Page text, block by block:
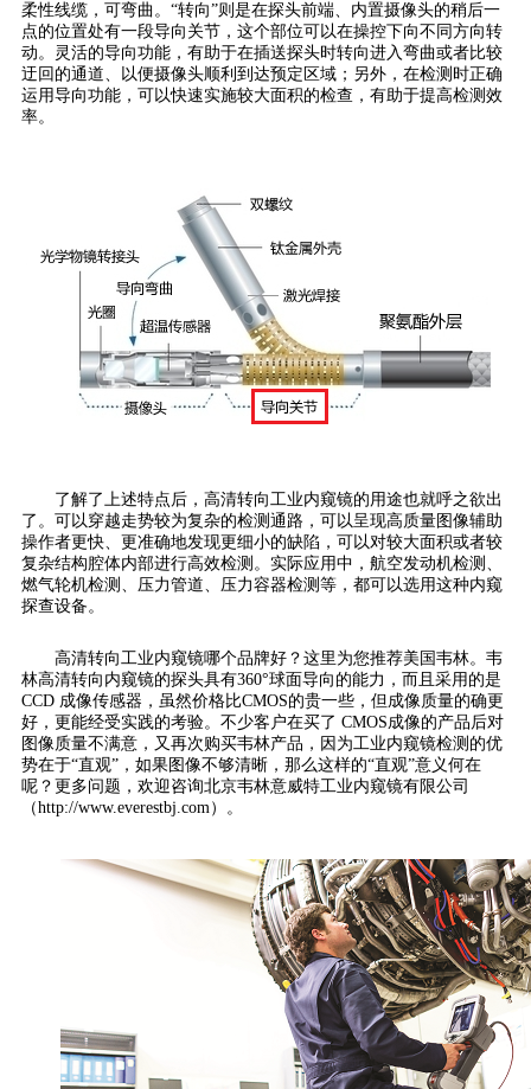
柔性线缆，可弯曲。“转向”则是在探头前端、内置摄像头的稍后一
点的位置处有一段导向关节，这个部位可以在操控下向不同方向转
动。灵活的导向功能，有助于在插送探头时转向进入弯曲或者比较
迂回的通道、以便摄像头顺利到达预定区域；另外，在检测时正确
运用导向功能，可以快速实施较大面积的检查，有助于提高检测效
率。
了解了上述特点后，高清转向工业内窥镜的用途也就呼之欲出
了。可以穿越走势较为复杂的检测通路，可以呈现高质量图像辅助
操作者更快、更准确地发现更细小的缺陷，可以对较大面积或者较
复杂结构腔体内部进行高效检测。实际应用中，航空发动机检测、
燃气轮机检测、压力管道、压力容器检测等，都可以选用这种内窥
探查设备。
高清转向工业内窥镜哪个品牌好？这里为您推荐美国韦林。韦
林高清转向内窥镜的探头具有360°球面导向的能力，而且采用的是
CCD 成像传感器，虽然价格比CMOS的贵一些，但成像质量的确更
好，更能经受实践的考验。不少客户在买了 CMOS成像的产品后对
图像质量不满意，又再次购买韦林产品，因为工业内窥镜检测的优
势在于“直观”，如果图像不够清晰，那么这样的“直观”意义何在
呢？更多问题，欢迎咨询北京韦林意威特工业内窥镜有限公司
（http://www.everestbj.com）。